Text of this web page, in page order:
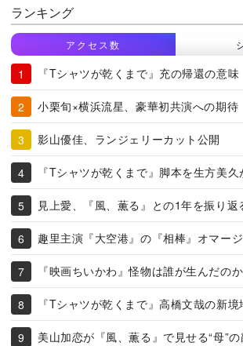
ランキング
アクセス数
『Tシャツが乾くまで』充の帰還の意味
小栗旬×横浜流星、豪華初共演への期待
影山優佳、ランジェリーカット公開
『Tシャツが乾くまで』脚本を生方美久
見上愛、『風、薫る』との1年を振り返
趣里主演『大空港』の『相棒』オマー
『映画ちいかわ』怪物は誰が生んだの
『Tシャツが乾くまで』高橋文哉の新境
美山加恋が『風、薫る』で見せる“母”